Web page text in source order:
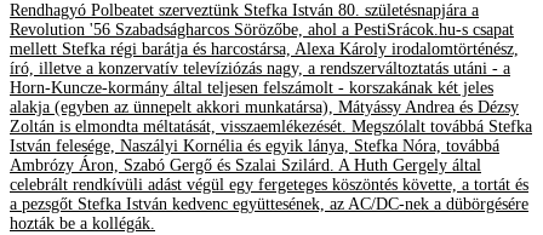
Rendhagyó Polbeatet szerveztünk Stefka István 80. születésnapjára a
Revolution '56 Szabadságharcos Sörözőbe, ahol a PestiSrácok.hu-s csapat
mellett Stefka régi barátja és harcostársa, Alexa Károly irodalomtörténész,
író, illetve a konzervatív televíziózás nagy, a rendszerváltoztatás utáni - a
Horn-Kuncze-kormány által teljesen felszámolt - korszakának két jeles
alakja (egyben az ünnepelt akkori munkatársa), Mátyássy Andrea és Dézsy
Zoltán is elmondta méltatását, visszaemlékezését. Megszólalt továbbá Stefka
István felesége, Naszályi Kornélia és egyik lánya, Stefka Nóra, továbbá
Ambrózy Áron, Szabó Gergő és Szalai Szilárd. A Huth Gergely által
celebrált rendkívüli adást végül egy fergeteges köszöntés követte, a tortát és
a pezsgőt Stefka István kedvenc együttesének, az AC/DC-nek a dübörgésére
hozták be a kollégák.